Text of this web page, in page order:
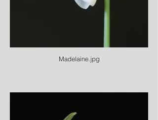
Madelaine.jpg